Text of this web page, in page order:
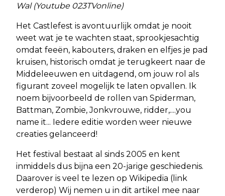
Wal (Youtube 023TVonline)
Het Castlefest is avontuurlijk omdat je nooit
weet wat je te wachten staat, sprookjesachtig
omdat feeën, kabouters, draken en elfjes je pad
kruisen, historisch omdat je terugkeert naar de
Middeleeuwen en uitdagend, om jouw rol als
figurant zoveel mogelijk te laten opvallen. Ik
noem bijvoorbeeld de rollen van Spiderman,
Battman, Zombie, Jonkvrouwe, ridder,....you
name it... Iedere editie worden weer nieuwe
creaties gelanceerd!
Het festival bestaat al sinds 2005 en kent
inmiddels dus bijna een 20-jarige geschiedenis.
Daarover is veel te lezen op Wikipedia (link
verderop) Wij nemen u in dit artikel mee naar